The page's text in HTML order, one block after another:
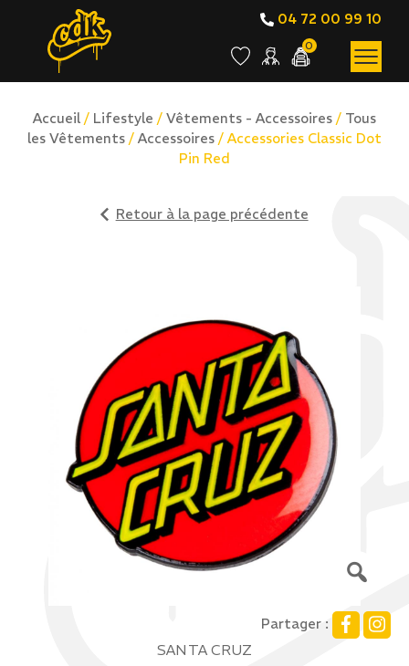
04 72 00 99 10
0
Accueil / Lifestyle / Vêtements - Accessoires / Tous
les Vêtements / Accessoires / Accessories Classic Dot
Pin Red
Retour à la page précédente
Partager :
SANTA CRUZ